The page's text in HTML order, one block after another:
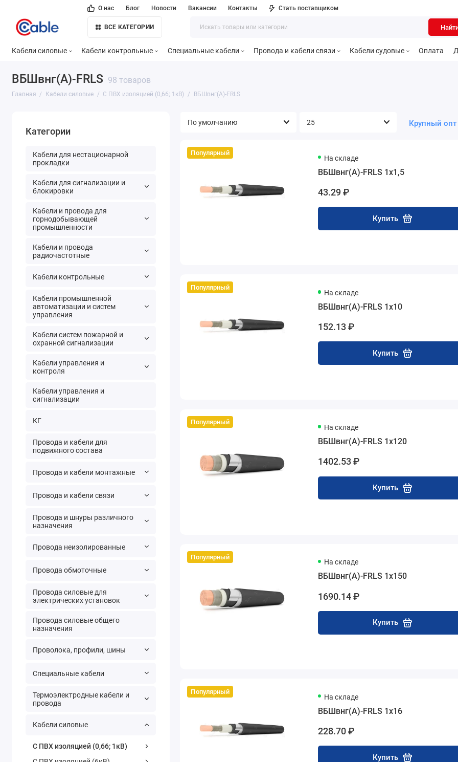
О нас Блог Новости Вакансии Контакты Стать поставщиком
ВСЕ КАТЕГОРИИ
Кабели силовые Кабели контрольные Специальные кабели Провода и кабели связи Кабели судовые Оплата
ВБШвнг(А)-FRLS 98 товаров
Главная Кабели силовые С ПВХ изоляцией (0,66; 1кВ) ВБШвнг(А)-FRLS
Категории
Кабели для нестационарной
прокладки
Кабели для сигнализации и
блокировки
Кабели и провода для
горнодобывающей
промышленности
Кабели и провода
радиочастотные
Кабели контрольные
Кабели промышленной
автоматизации и систем
управления
Кабели систем пожарной и
охранной сигнализации
Кабели управления и
контроля
Кабели управления и
сигнализации
КГ
Провода и кабели для
подвижного состава
Провода и кабели монтажные
Провода и кабели связи
Провода и шнуры различного
назначения
Провода неизолированные
Провода обмоточные
Провода силовые для
электрических установок
Провода силовые общего
назначения
Проволока, профили, шины
Специальные кабели
Термоэлектродные кабели и
провода
Кабели силовые
С ПВХ изоляцией (0,66; 1кВ)
Крупный опт
Популярный
На складе
ВБШвнг(А)-FRLS 1х1,5
43.29 ₽
Купить
Популярный
На складе
ВБШвнг(А)-FRLS 1х10
152.13 ₽
Купить
Популярный
На складе
ВБШвнг(А)-FRLS 1х120
1402.53 ₽
Купить
Популярный
На складе
ВБШвнг(А)-FRLS 1х150
1690.14 ₽
Купить
Популярный
На складе
ВБШвнг(А)-FRLS 1х16
228.70 ₽
Купить